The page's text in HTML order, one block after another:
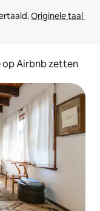
Originele taal
op Airbnb zetten